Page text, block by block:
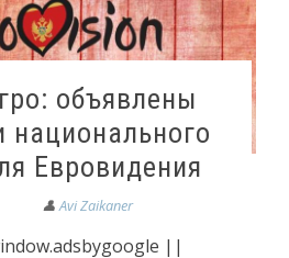
объявлены
национального
Евровидения
||